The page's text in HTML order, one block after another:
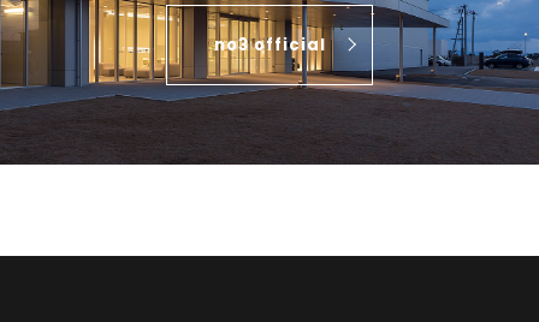
no3 official